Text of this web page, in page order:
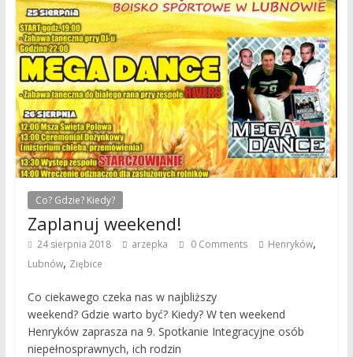
Co? Gdzie? Kiedy?
Zaplanuj weekend!
24 sierpnia 2018 arzepka 0 Comments Henryków,
Lubnów, Ziębice
Co ciekawego czeka nas w najbliższy
weekend? Gdzie warto być? Kiedy? W ten weekend
Henryków zaprasza na 9. Spotkanie Integracyjne osób
niepełnosprawnych, ich rodzin